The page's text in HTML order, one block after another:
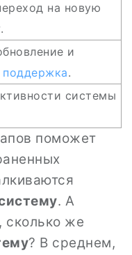
на новую
и
поддержка.
системы
поможет
. А
сколько же
? В среднем,